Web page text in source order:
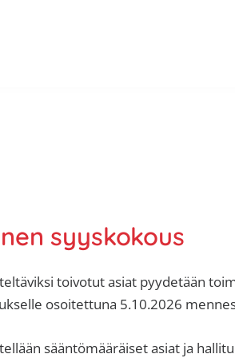
syyskokous
toivotut asiat pyydetään
osoitettuna 5.10.2026
sääntömääräiset asiat ja